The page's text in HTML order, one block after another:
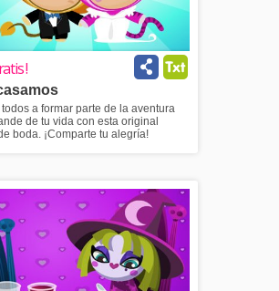
!
todos a formar parte de la aventura
de tu vida con esta original
boda. ¡Comparte tu alegría!